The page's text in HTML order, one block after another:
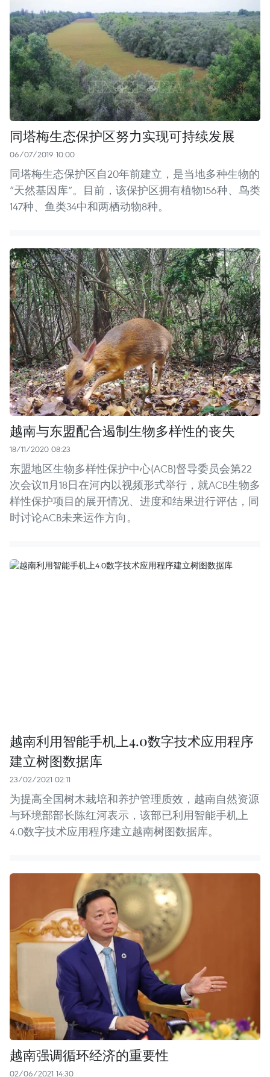
同塔梅生态保护区努力实现可持续发展
06/07/2019 10:00
同塔梅生态保护区自20年前建立，是当地多种生物的
“天然基因库”。目前，该保护区拥有植物156种、鸟类
147种、鱼类34中和两栖动物8种。
越南与东盟配合遏制生物多样性的丧失
18/11/2020 08:23
东盟地区生物多样性保护中心(ACB)督导委员会第22
次会议11月18日在河内以视频形式举行，就ACB生物多
样性保护项目的展开情况、进度和结果进行评估，同
时讨论ACB未来运作方向。
越南利用智能手机上4.0数字技术应用程序
建立树图数据库
23/02/2021 02:11
为提高全国树木栽培和养护管理质效，越南自然资源
与环境部部长陈红河表示，该部已利用智能手机上
4.0数字技术应用程序建立越南树图数据库。
越南强调循环经济的重要性
02/06/2021 14:30